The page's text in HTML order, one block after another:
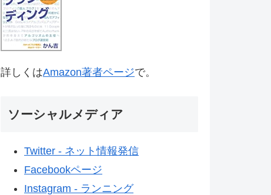
詳しくはAmazon著者ページで。
ソーシャルメディア
Twitter - ネット情報発信
Facebookページ
Instagram - ランニング